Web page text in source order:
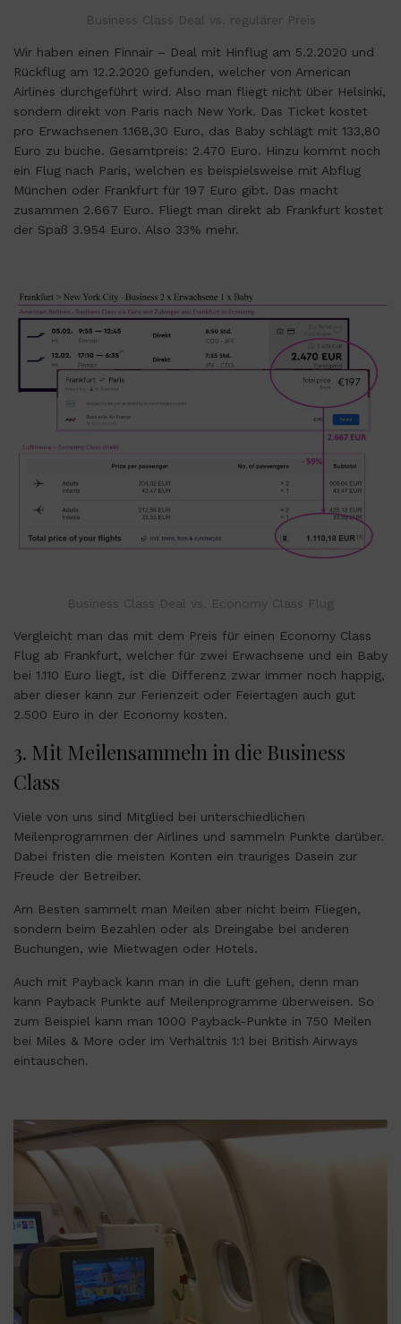
Business Class Deal vs. regulärer Preis
Wir haben einen Finnair – Deal mit Hinflug am 5.2.2020 und
Rückflug am 12.2.2020 gefunden, welcher von American
Airlines durchgeführt wird. Also man fliegt nicht über Helsinki,
sondern direkt von Paris nach New York. Das Ticket kostet
pro Erwachsenen 1.168,30 Euro, das Baby schlägt mit 133,80
Euro zu buche. Gesamtpreis: 2.470 Euro. Hinzu kommt noch
ein Flug nach Paris, welchen es beispielsweise mit Abflug
München oder Frankfurt für 197 Euro gibt. Das macht
zusammen 2.667 Euro. Fliegt man direkt ab Frankfurt kostet
der Spaß 3.954 Euro. Also 33% mehr.
Business Class Deal vs. Economy Class Flug
Vergleicht man das mit dem Preis für einen Economy Class
Flug ab Frankfurt, welcher für zwei Erwachsene und ein Baby
bei 1.110 Euro liegt, ist die Differenz zwar immer noch happig,
aber dieser kann zur Ferienzeit oder Feiertagen auch gut
2.500 Euro in der Economy kosten.
3. Mit Meilensammeln in die Business
Class
Viele von uns sind Mitglied bei unterschiedlichen
Meilenprogrammen der Airlines und sammeln Punkte darüber.
Dabei fristen die meisten Konten ein trauriges Dasein zur
Freude der Betreiber.
Am Besten sammelt man Meilen aber nicht beim Fliegen,
sondern beim Bezahlen oder als Dreingabe bei anderen
Buchungen, wie Mietwagen oder Hotels.
Auch mit Payback kann man in die Luft gehen, denn man
kann Payback Punkte auf Meilenprogramme überweisen. So
zum Beispiel kann man 1000 Payback-Punkte in 750 Meilen
bei Miles & More oder im Verhältnis 1:1 bei British Airways
eintauschen.